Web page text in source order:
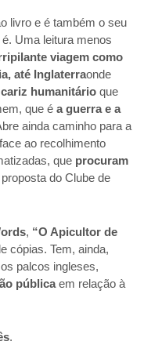
livro e é também o seu
Uma leitura menos
viagem como
até Inglaterraonde
humanitário que
que éa guerra e a
ainda caminho para a
face ao recolhimento
que procuram
do Clube de
, “O Apicultor de
cópias. Tem, ainda,
palcos ingleses,
públicaem relação à
.